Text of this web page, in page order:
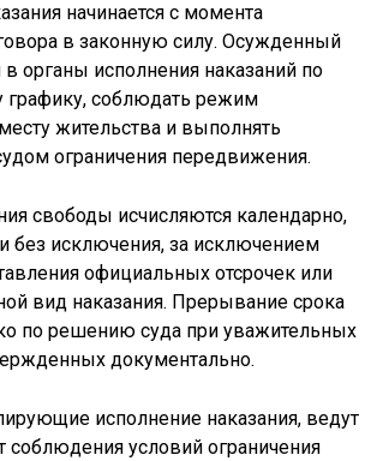
начинается с момента
в законную силу. Осужденный
в органы исполнения наказаний по
графику, соблюдать режим
жительства и выполнять
ограничения передвижения.
свободы исчисляются календарно,
без исключения, за исключением
официальных отсрочек или
вид наказания. Прерывание срока
по решению суда при уважительных
документально.
исполнение наказания, ведут
соблюдения условий ограничения